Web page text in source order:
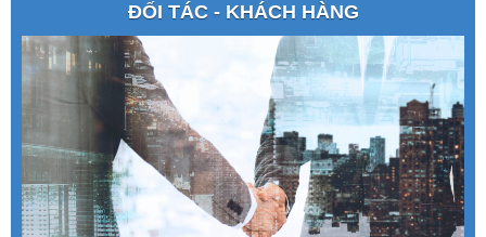
ĐỐI TÁC - KHÁCH HÀNG